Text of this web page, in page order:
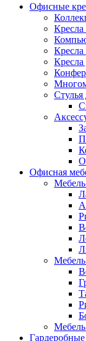
Офисные
Кресла
Кресла
Стулья
Офисная
Мебель
Мебель